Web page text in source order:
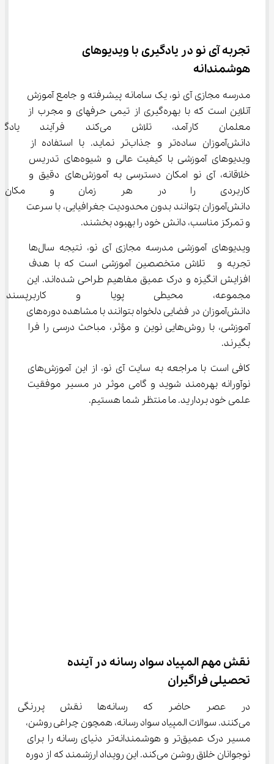
تجربه آی نو در یادگیری با ویدیوهای
هوشمندانه
مدرسه مجازی آی‌ نو، یک سامانه پیشرفته و جامع آموزش
آنلاین است که با بهره‌گیری از تیمی حرفه‎ای و مجرب از
معلمان کارآمد، تلاش می‌کند
دانش‌آموزان ساده‌تر و جذاب‌تر نماید. با استفاده از
ویدیوهای آموزشی با کیفیت عالی و شیوه‌های تدریس
خلاقانه، آی‌ نو امکان دسترسی به آموزش‌های دقیق و
کاربردی را در هر زمان و
دانش‌آموزان بتوانند بدون محدودیت جغرافیایی، با سرعت
و تمرکز مناسب، دانش خود را بهبود بخشند.
ویدیوهای آموزشی مدرسه مجازی آی‌ نو، نتیجه سال‌ها
تجربه و  تلاش متخصصین آموزشی است که با هدف
افزایش انگیزه و درک عمیق مفاهیم طراحی شده‌اند. این
مجموعه، محیطی پویا و
دانش‌آموزان در فضایی دلخواه بتوانند با مشاهده دوره‌های
آموزشی، با روش‌هایی نوین و مؤثر، مباحث درسی را فرا
بگیرند.
کافی است با مراجعه به سایت آی‌ نو، از این آموزش‌های
نوآورانه بهره‌مند شوید و گامی موثر در مسیر موفقیت
علمی خود بردارید. ما منتظر شما هستیم.
نقش مهم المپیاد سواد رسانه در آینده
تحصیلی فراگیران
در عصر حاضر که رسانه‌ها
می‌کنند. سوالات المپیاد سواد رسانه، همچون چراغی روشن،
مسیر درک عمیق‌تر و هوشمندانه‌تر دنیای رسانه را برای
نوجوانان خلاق روشن می‌کند. این رویداد ارزشمند که از دوره